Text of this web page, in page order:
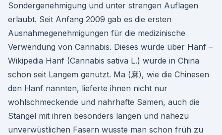
Sondergenehmigung und unter strengen Auflagen
erlaubt. Seit Anfang 2009 gab es die ersten
Ausnahmegenehmigungen für die medizinische
Verwendung von Cannabis. Dieses wurde über Hanf –
Wikipedia Hanf (Cannabis sativa L.) wurde in China
schon seit Langem genutzt. Ma (麻), wie die Chinesen
den Hanf nannten, lieferte ihnen nicht nur
wohlschmeckende und nahrhafte Samen, auch die
Stängel mit ihren besonders langen und nahezu
unverwüstlichen Fasern wusste man schon früh zu